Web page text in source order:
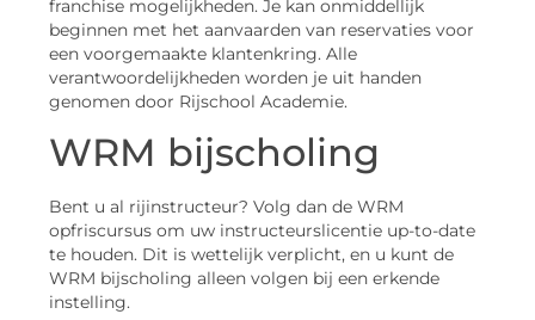
franchise mogelijkheden. Je kan onmiddellijk
beginnen met het aanvaarden van reservaties voor
een voorgemaakte klantenkring. Alle
verantwoordelijkheden worden je uit handen
genomen door Rijschool Academie.
WRM bijscholing
Bent u al rijinstructeur? Volg dan de WRM
opfriscursus om uw instructeurslicentie up-to-date
te houden. Dit is wettelijk verplicht, en u kunt de
WRM bijscholing alleen volgen bij een erkende
instelling.